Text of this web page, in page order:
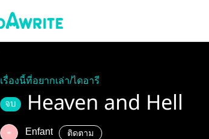
เรื่องนี้ที่อยากเล่า/ไดอารี
จบ Heaven and Hell
Enfant ติดตาม